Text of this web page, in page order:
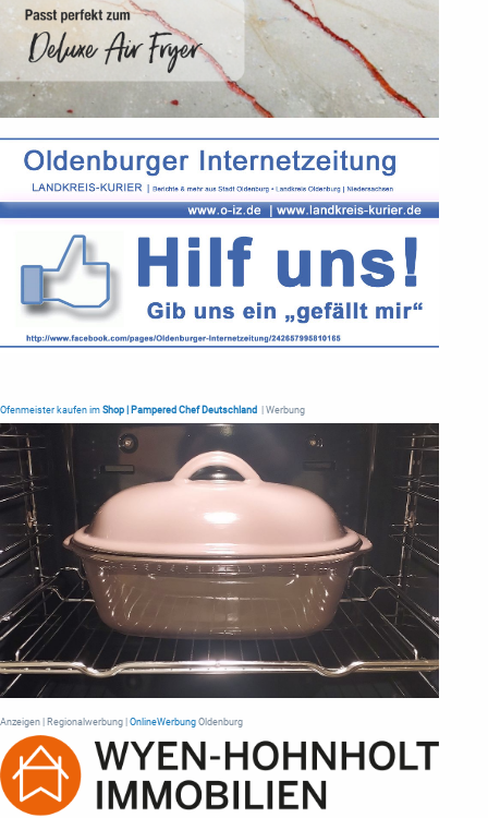
Ofenmeister kaufen im Shop | Pampered Chef Deutschland | Werbung
Anzeigen | Regionalwerbung | OnlineWerbung Oldenburg